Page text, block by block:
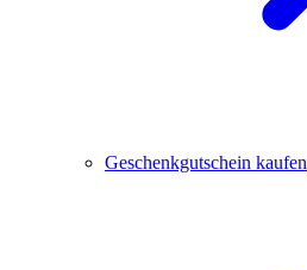
Geschenkgutschein kaufen